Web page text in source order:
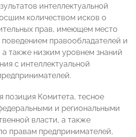
интеллектуальной
количеством исков о
прав, имеющем место
правообладателей и
а также низким уровнем знаний
с интеллектуальной
позиция Комитета, тесное
и региональными
власти, а также
правам предпринимателей,